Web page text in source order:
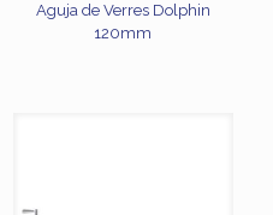
Aguja de Verres Dolphin
120mm